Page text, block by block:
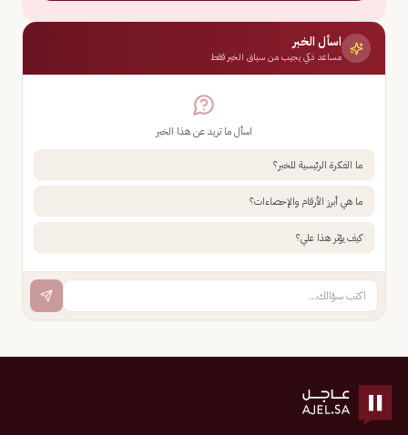
اسأل الخبر
مساعد ذكي يجيب من سياق الخبر فقط
اسأل ما تريد عن هذا الخبر
ما الفكرة الرئيسية للخبر؟
ما هي أبرز الأرقام والإحصاءات؟
كيف يؤثر هذا علي؟